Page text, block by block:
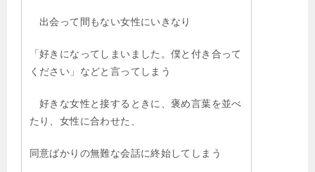
出会って間もない女性にいきなり
「好きになってしまいました。僕と付き合って
ください」などと言ってしまう
好きな女性と接するときに、褒め言葉を並べ
たり、女性に合わせた、
同意ばかりの無難な会話に終始してしまう